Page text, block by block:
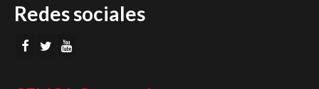
Redes sociales